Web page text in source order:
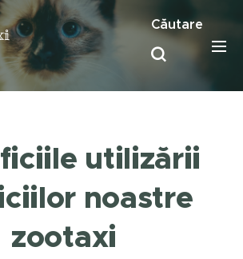
Căutare
utilizării
noastre
zootaxi